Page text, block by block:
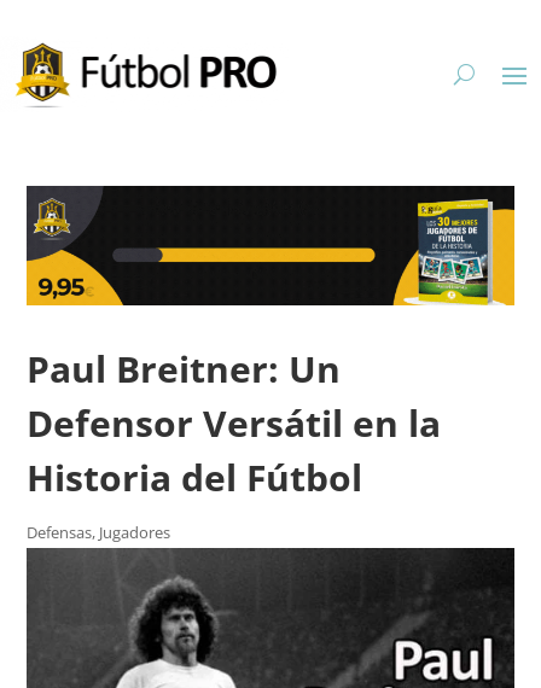
Paul Breitner: Un
Defensor Versátil en la
Historia del Fútbol
Defensas, Jugadores